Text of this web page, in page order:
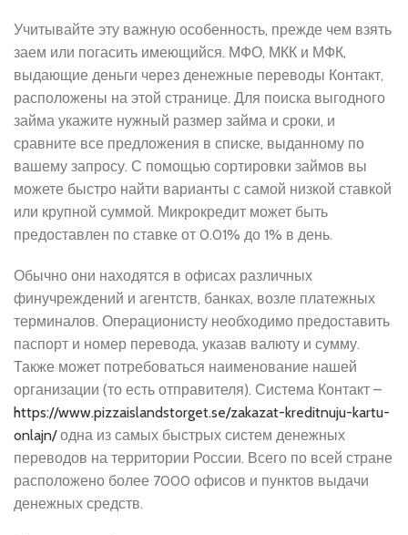
Учитывайте эту важную особенность, прежде чем взять
заем или погасить имеющийся. МФО, МКК и МФК,
выдающие деньги через денежные переводы Контакт,
расположены на этой странице. Для поиска выгодного
займа укажите нужный размер займа и сроки, и
сравните все предложения в списке, выданному по
вашему запросу. С помощью сортировки займов вы
можете быстро найти варианты с самой низкой ставкой
или крупной суммой. Микрокредит может быть
предоставлен по ставке от 0.01% до 1% в день.
Обычно они находятся в офисах различных
финучреждений и агентств, банках, возле платежных
терминалов. Операционисту необходимо предоставить
паспорт и номер перевода, указав валюту и сумму.
Также может потребоваться наименование нашей
организации (то есть отправителя). Система Контакт –
https://www.pizzaislandstorget.se/zakazat-kreditnuju-kartu-
onlajn/одна из самых быстрых систем денежных
переводов на территории России. Всего по всей стране
расположено более 7000 офисов и пунктов выдачи
денежных средств.